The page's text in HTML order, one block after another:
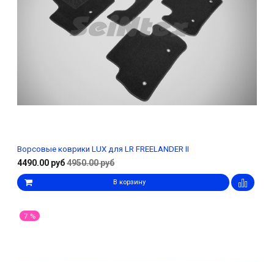
Ворсовые коврики LUX для LR FREELANDER II
4490.00 руб4950.00 руб
В корзину
7 %